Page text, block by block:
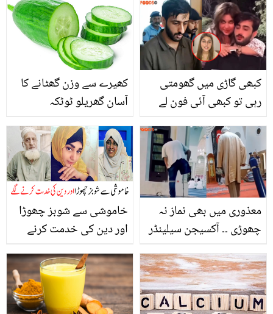
کریں،جانیے لیکوریا، کمر
درد، ہارمونز کی خرابی کا
مسئلہ کیسے دنوں میں حل
کیا جائے۔۔
کیا نام رکھا؟
کھیرے سے وزن گھٹانے کا
آسان گھریلو ٹوٹکہ
کبھی گاڑی میں گھومتی
رہی تو کبھی آئی فون لے
میں قصور کس کا؟ نئے
انکشافات
خاموشی سے شوبز چھوڑا
اور دین کی خدمت کرنے
نے شوبز کو ہمیشہ کے لیے
خیرباد کہہ کر دین کا راستہ
اپنا لیا
معذوری میں بھی نماز نہ
چھوڑی ۔۔ آکسیجن سیلینڈر
والے افراد کی ایمان تازہ
کردینے والی ویڈیوز